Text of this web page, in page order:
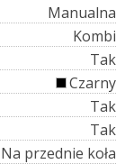
Manualna
Kombi
Tak
Czarny
Tak
Tak
Na przednie koła